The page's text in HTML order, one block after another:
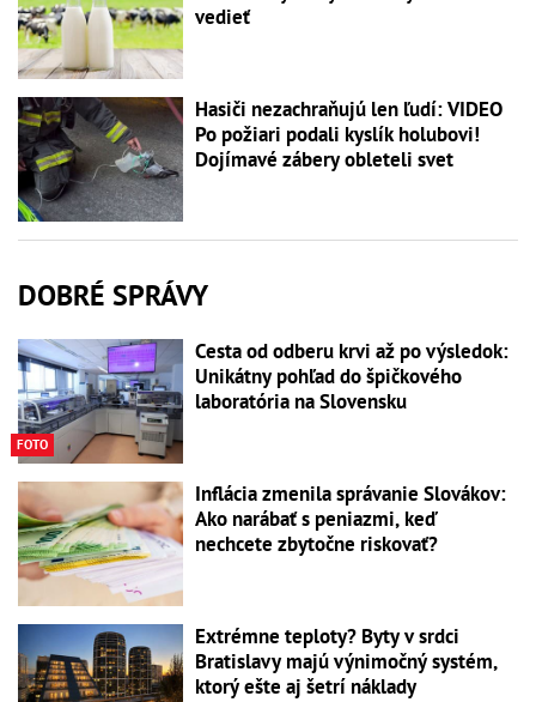
vedieť
Hasiči nezachraňujú len ľudí: VIDEO
Po požiari podali kyslík holubovi!
Dojímavé zábery obleteli svet
DOBRÉ SPRÁVY
FOTO
Cesta od odberu krvi až po výsledok:
Unikátny pohľad do špičkového
laboratória na Slovensku
Inflácia zmenila správanie Slovákov:
Ako narábať s peniazmi, keď
nechcete zbytočne riskovať?
Extrémne teploty? Byty v srdci
Bratislavy majú výnimočný systém,
ktorý ešte aj šetrí náklady